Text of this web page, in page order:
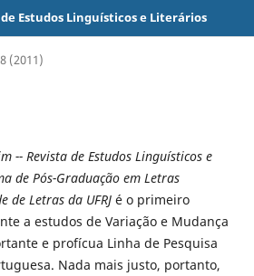
Estudos Linguísticos e Literários
(2011)
-- Revista de Estudos Linguísticos e
de Pós-Graduação em Letras
de Letras da UFRJé o primeiro
a estudos de Variação e Mudança
e profícua Linha de Pesquisa
Nada mais justo, portanto,